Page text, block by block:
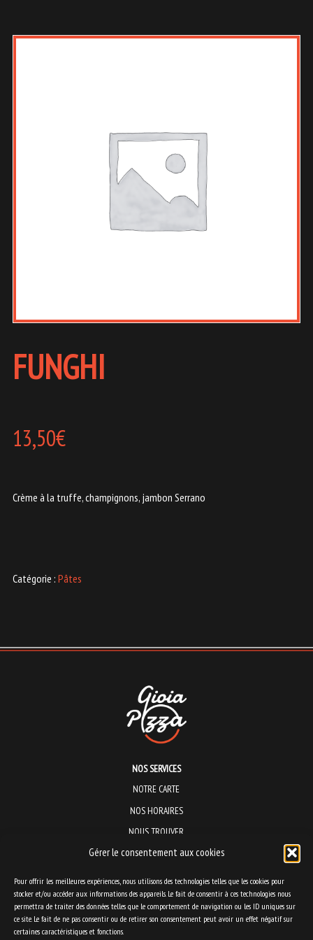
Gérer le consentement aux cookies
Pour offrir les meilleures expériences, nous utilisons des technologies telles que les cookies pour
stocker et/ou accéder aux informations des appareils. Le fait de consentir à ces technologies nous
permettra de traiter des données telles que le comportement de navigation ou les ID uniques sur
ce site. Le fait de ne pas consentir ou de retirer son consentement peut avoir un effet négatif sur
certaines caractéristiques et fonctions.
FUNGHI
13,50€
Crème à la truffe, champignons, jambon Serrano
Catégorie : Pâtes
NOS SERVICES
NOTRE CARTE
NOS HORAIRES
NOUS TROUVER
Centre Commercial Sainte Germaine
42 rue Principale
31820 Pibrac
Tél : 05.61.11.99.60